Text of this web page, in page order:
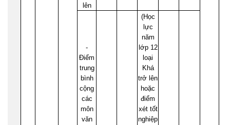
lên
-
Điểm
trung
bình
cộng
các
môn
văn
(Học
lực
năm
lớp 12
loại
Khá
trở lên
hoặc
điểm
xét tốt
nghiệp